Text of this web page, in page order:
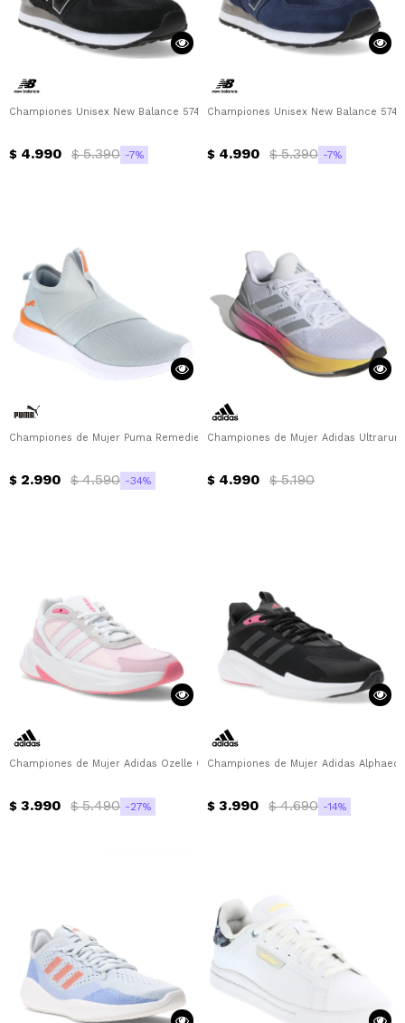
Championes Unisex New Balance 574 New Balance - Negro - Gris
$ 4.990 $ 5.390 7
Championes Unisex New Balance
$ 4.990 $ 5.390 7
Championes de Mujer Puma Remedie Slip Strap Wns Puma - Gris - Rosa
$ 2.990 $ 4.590 34
Championes de Mujer Adidas
$ 4.990 $ 5.190
Championes de Mujer Adidas Ozelle Cloudfoam Adidas - Rosa - Blanco - Gris
$ 3.990 $ 5.490 27
Championes de Mujer Adidas
$ 3.990 $ 4.690 14